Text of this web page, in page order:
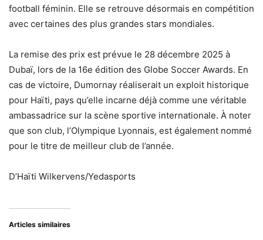
football féminin. Elle se retrouve désormais en compétition
avec certaines des plus grandes stars mondiales.
La remise des prix est prévue le 28 décembre 2025 à
Dubaï, lors de la 16e édition des Globe Soccer Awards. En
cas de victoire, Dumornay réaliserait un exploit historique
pour Haïti, pays qu’elle incarne déjà comme une véritable
ambassadrice sur la scène sportive internationale. À noter
que son club, l’Olympique Lyonnais, est également nommé
pour le titre de meilleur club de l’année.
D’Haïti Wilkervens/Yedasports
Articles similaires